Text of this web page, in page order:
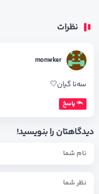
نظرات
monwker
سه‌نا گیان🤍
پاسخ
دیدگاهتان را بنویسید!